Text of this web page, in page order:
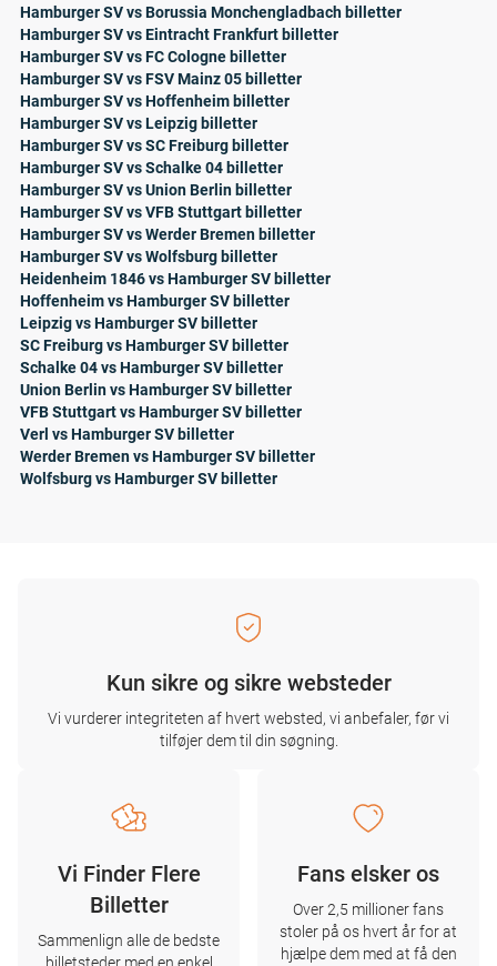
Hamburger SV vs Borussia Monchengladbach billetter
Hamburger SV vs Eintracht Frankfurt billetter
Hamburger SV vs FC Cologne billetter
Hamburger SV vs FSV Mainz 05 billetter
Hamburger SV vs Hoffenheim billetter
Hamburger SV vs Leipzig billetter
Hamburger SV vs SC Freiburg billetter
Hamburger SV vs Schalke 04 billetter
Hamburger SV vs Union Berlin billetter
Hamburger SV vs VFB Stuttgart billetter
Hamburger SV vs Werder Bremen billetter
Hamburger SV vs Wolfsburg billetter
Heidenheim 1846 vs Hamburger SV billetter
Hoffenheim vs Hamburger SV billetter
Leipzig vs Hamburger SV billetter
SC Freiburg vs Hamburger SV billetter
Schalke 04 vs Hamburger SV billetter
Union Berlin vs Hamburger SV billetter
VFB Stuttgart vs Hamburger SV billetter
Verl vs Hamburger SV billetter
Werder Bremen vs Hamburger SV billetter
Wolfsburg vs Hamburger SV billetter
Kun sikre og sikre websteder
Vi vurderer integriteten af ​​hvert websted, vi anbefaler, før vi
tilføjer dem til din søgning.
Vi Finder Flere
Billetter
Sammenlign alle de bedste
Fans elsker os
Over 2,5 millioner fans
stoler på os hvert år for at
hjælpe dem med at få den